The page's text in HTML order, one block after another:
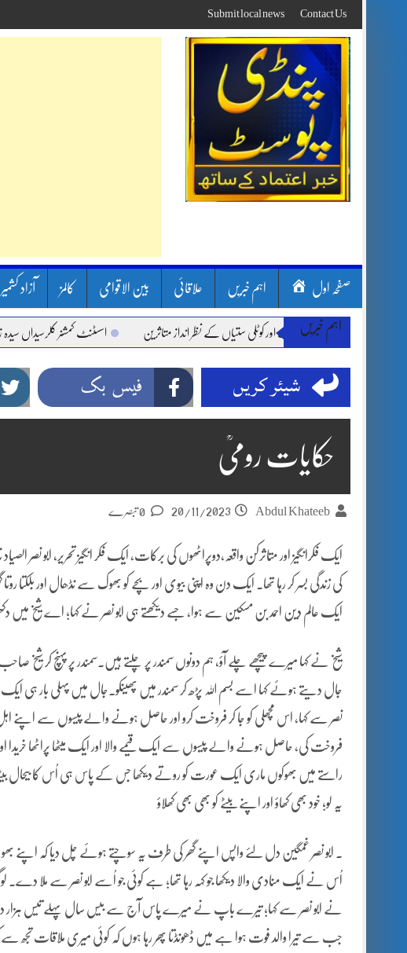
to
content
Contact Us
Submit local news
صفحہ اول اہم خبریں علاقائی بین الاقوامی کالمز آزاد کشمیر
اہم خبریں
بارشیں، لینڈ سلائیڈنگ اور کوٹلی ستیاں کے نظر انداز متاثرین اسسٹنٹ کمشنر کلرسیداں سیدہ
شیئر کریں فیس بک
حکایات رومیؒ
Abdul Khateeb
20/11/2023
ایک فکرانگیز اور متاثرکن واقعہ،دوپراٹھوں کی برکات، ایک فکر انگیز تحریر، ابو
کی زندگی بسر کر رہا تھا۔ ایک دن وہ اپنی بیوی اور بچے کو بھوک سے نڈھال اور بلکتا
ایک عالم دین احمد بن مسکین سے ہوا، جسے دیکھتے ہی ابو نصر نے کہا؛ اے شیخ میں
شیخ نے کہا میرے پیچھے چلے آؤ، ہم دونوں سمندر پر چلتے ہیں۔سمندر پر پہنچ کر شیخ
جال دیتے ہوئے کہا اسے بسم اللہ پڑھ کر سمندر میں پھینکو۔جال میں پہلی بار ہی
نصر سے کہا، اس مچھلی کو جا کر فروخت کرو اور حاصل ہونے والے پیسوں سے اپنے اہل
فروخت کی، حاصل ہونے والے پیسوں سے ایک قیمے والا اور ایک میٹھا پراٹھا خریدا
راستے میں بھوکوں ماری ایک عورت کو روتے دیکھا جس کے پاس ہی اُس کا بیحال
یہ لو؛ خود بھی کھاؤ اور اپنے بیٹے کو بھی بھی کھلاؤ
۔ ابو نصر غمگین دل لئے واپس اپنے گھر کی طرف یہ سوچتے ہوئے چل دیا کہ اپنے
اُس نے ایک منادی والا دیکھا جو کہہ رہا تھا؛ ہے کوئی جو اُسے ابو نصر سے ملا
نے ابو نصر سے کہا؛ تیرے باپ نے میرے پاس آج سے بیس سال پہلے تیس ہزار درہم
جب سے تیرا والد فوت ہوا ہے میں ڈھونڈتا پھر رہا ہوں کہ کوئی میری ملاقات تجھ